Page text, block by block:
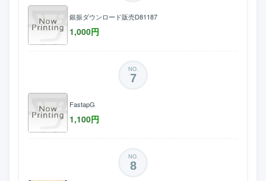
銀振ダウンロード販売D81187
1,000円
NO.
7
FastapG
1,100円
NO.
8